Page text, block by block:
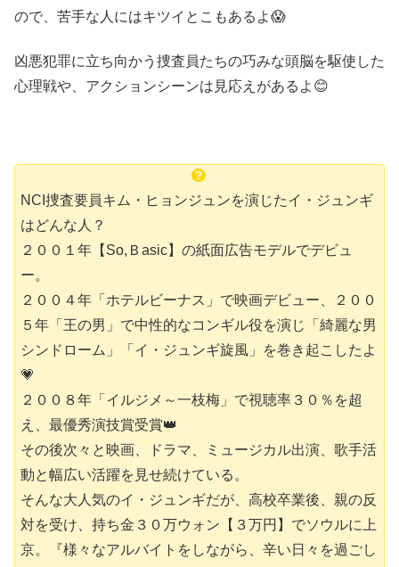
ので、苦手な人にはキツイとこもあるよ😱
凶悪犯罪に立ち向かう捜査員たちの巧みな頭脳を駆使した
心理戦や、アクションシーンは見応えがあるよ😊
NCI捜査要員キム・ヒョンジュンを演じたイ・ジュンギ
はどんな人？
２００１年【So,Ｂasic】の紙面広告モデルでデビュ
ー。
２００４年「ホテルビーナス」で映画デビュー、２００
５年「王の男」で中性的なコンギル役を演じ「綺麗な男
シンドローム」「イ・ジュンギ旋風」を巻き起こしたよ
💗
２００８年「イルジメ～一枝梅」で視聴率３０％を超
え、最優秀演技賞受賞👑
その後次々と映画、ドラマ、ミュージカル出演、歌手活
動と幅広い活躍を見せ続けている。
そんな大人気のイ・ジュンギだが、高校卒業後、親の反
対を受け、持ち金３０万ウォン【３万円】でソウルに上
京。
『様々なアルバイトをしながら、辛い日々を過ごし